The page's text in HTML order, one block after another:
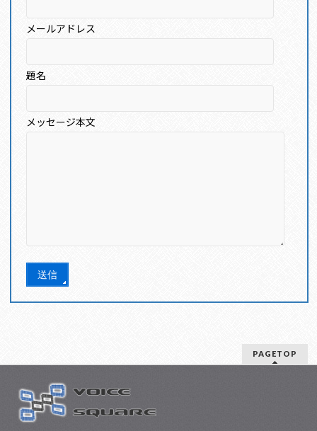
メールアドレス
題名
メッセージ本文
PAGETOP